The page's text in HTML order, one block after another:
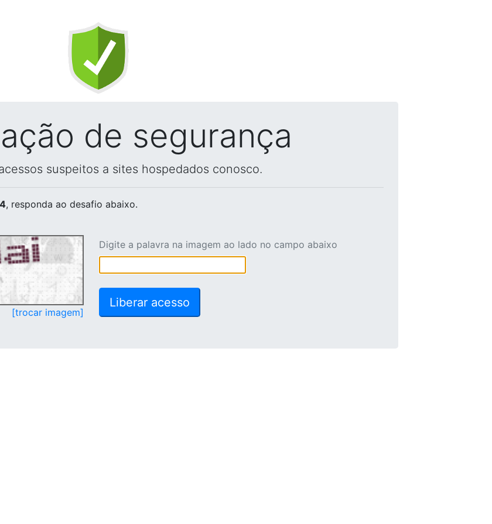
de segurança
suspeitos a sites hospedados conosco.
, responda ao desafio abaixo.
[trocar imagem]
Digite a palavra na imagem ao lado no campo abaixo